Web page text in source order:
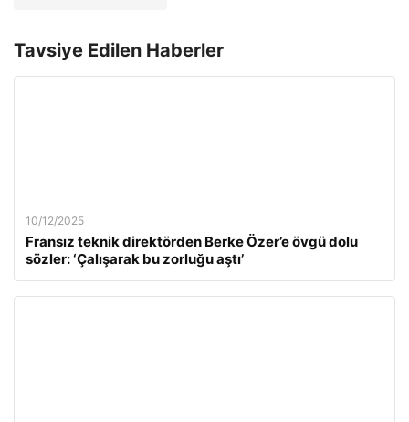
Tavsiye Edilen Haberler
10/12/2025
Fransız teknik direktörden Berke Özer’e övgü dolu
sözler: ‘Çalışarak bu zorluğu aştı’